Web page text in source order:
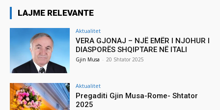
LAJME RELEVANTE
Aktualitet
VERA GJONAJ – NJË EMËR I NJOHUR I
DIASPORËS SHQIPTARE NË ITALI
Gjin Musa - 20 Shtator 2025
Aktualitet
Pregaditi Gjin Musa-Rome- Shtator
2025